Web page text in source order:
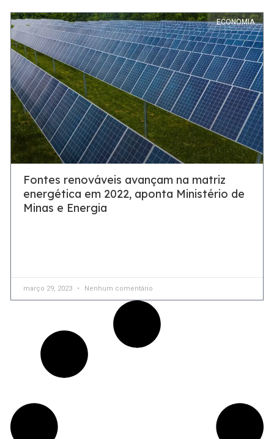
ECONOMIA
Fontes renováveis avançam na matriz
energética em 2022, aponta Ministério de
Minas e Energia
março 29, 2023 Nenhum comentário